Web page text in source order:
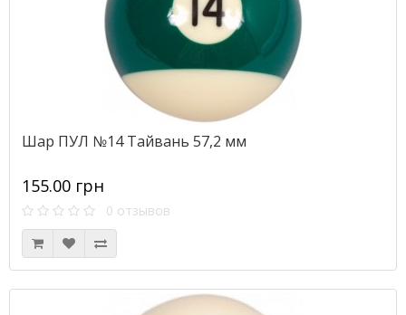
Шар ПУЛ №14 Тайвань 57,2 мм
155.00 грн
0 отзывов